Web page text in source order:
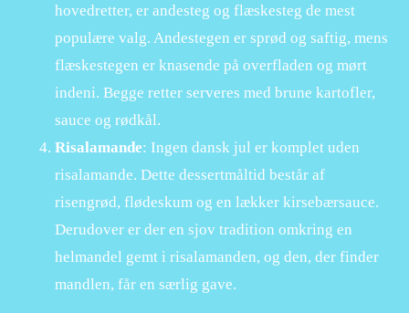
hovedretter, er andesteg og flæskesteg de mest
populære valg. Andestegen er sprød og saftig, mens
flæskestegen er knasende på overfladen og mørt
indeni. Begge retter serveres med brune kartofler,
sauce og rødkål.
Risalamande: Ingen dansk jul er komplet uden
risalamande. Dette dessertmåltid består af
risengrød, flødeskum og en lækker kirsebærsauce.
Derudover er der en sjov tradition omkring en
helmandel gemt i risalamanden, og den, der finder
mandlen, får en særlig gave.